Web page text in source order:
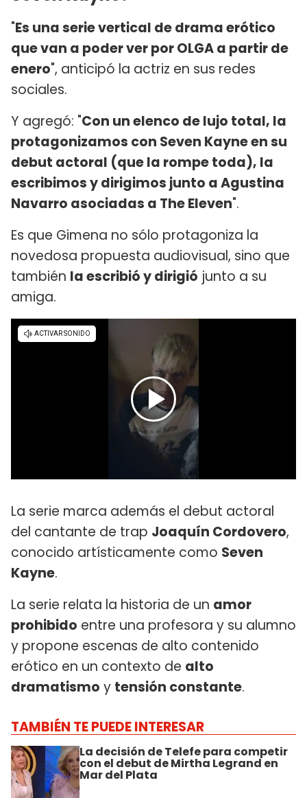
"Es una serie vertical de drama erótico
que van a poder ver por OLGA a partir de
enero", anticipó la actriz en sus redes
sociales.
Y agregó: "Con un elenco de lujo total, la
protagonizamos con Seven Kayne en su
debut actoral (que la rompe toda), la
escribimos y dirigimos junto a Agustina
Navarro asociadas a The Eleven".
Es que Gimena no sólo protagoniza la
novedosa propuesta audiovisual, sino que
también la escribió y dirigió junto a su
amiga.
La serie marca además el debut actoral
del cantante de trap Joaquín Cordovero,
conocido artísticamente como Seven
Kayne.
La serie relata la historia de un amor
prohibido entre una profesora y su alumno
y propone escenas de alto contenido
erótico en un contexto de alto
dramatismo y tensión constante.
TAMBIÉN TE PUEDE INTERESAR
La decisión de Telefe para competir
con el debut de Mirtha Legrand en
Mar del Plata